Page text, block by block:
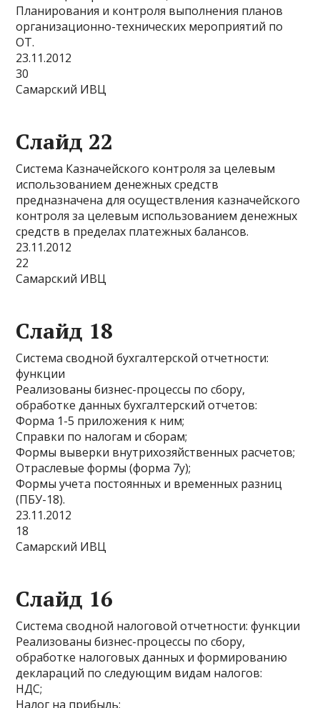
Планирования и контроля выполнения планов
организационно-технических мероприятий по
ОТ.
23.11.2012
30
Самарский ИВЦ
Слайд 22
Система Казначейского контроля за целевым
использованием денежных средств
предназначена для осуществления казначейского
контроля за целевым использованием денежных
средств в пределах платежных балансов.
23.11.2012
22
Самарский ИВЦ
Слайд 18
Система сводной бухгалтерской отчетности:
функции
Реализованы бизнес-процессы по сбору,
обработке данных бухгалтерский отчетов:
Форма 1-5 приложения к ним;
Справки по налогам и сборам;
Формы выверки внутрихозяйственных расчетов;
Отраслевые формы (форма 7у);
Формы учета постоянных и временных разниц
(ПБУ-18).
23.11.2012
18
Самарский ИВЦ
Слайд 16
Система сводной налоговой отчетности: функции
Реализованы бизнес-процессы по сбору,
обработке налоговых данных и формированию
деклараций по следующим видам налогов:
НДС;
Налог на прибыль;